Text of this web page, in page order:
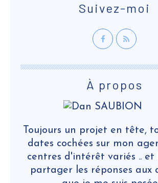
Suivez-moi
À propos
Toujours un projet en tête,
dates cochées sur mon
centres d'intérêt variés .. et
partager les réponses aux